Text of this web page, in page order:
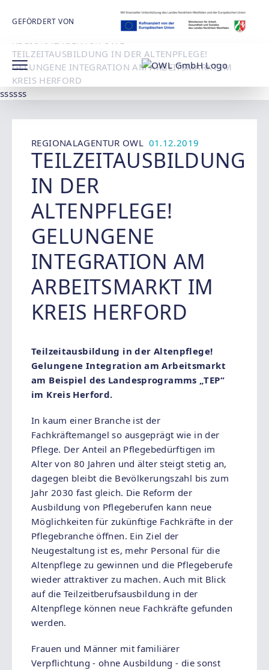
GEFÖRDERT VON
OWL GMBH
ARBEITSMARKT UND BILDUNG
REGIONALAGENTUR OWL
TEILZEITAUSBILDUNG IN DER ALTENPFLEGE!
GELUNGENE INTEGRATION AM ARBEITSMARKT IM
KREIS HERFORD
ssssss
REGIONALAGENTUR OWL 01.12.2019
TEILZEITAUSBILDUNG
IN DER
ALTENPFLEGE!
GELUNGENE
INTEGRATION AM
ARBEITSMARKT IM
KREIS HERFORD
Teilzeitausbildung in der Altenpflege!
Gelungene Integration am Arbeitsmarkt
am Beispiel des Landesprogramms „TEP“
im Kreis Herford.
In kaum einer Branche ist der
Fachkräftemangel so ausgeprägt wie in der
Pflege. Der Anteil an Pflegebedürftigen im
Alter von 80 Jahren und älter steigt stetig an,
dagegen bleibt die Bevölkerungszahl bis zum
Jahr 2030 fast gleich. Die Reform der
Ausbildung von Pflegeberufen kann neue
Möglichkeiten für zukünftige Fachkräfte in der
Pflegebranche öffnen. Ein Ziel der
Neugestaltung ist es, mehr Personal für die
Altenpflege zu gewinnen und die Pflegeberufe
wieder attraktiver zu machen. Auch mit Blick
auf die Teilzeitberufsausbildung in der
Altenpflege können neue Fachkräfte gefunden
werden.
Frauen und Männer mit familiärer
Verpflichtung - ohne Ausbildung - die sonst